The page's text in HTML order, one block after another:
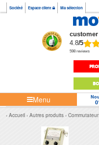
Société Espace client Ma sélection
4.8/5
598 reviews
Menu
Accueil Autres produits